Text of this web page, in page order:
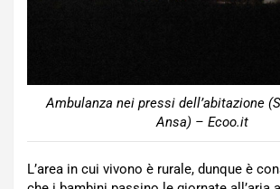
Ambulanza nei pressi dell’abitazione
Ansa) – Ecoo.it
L’area in cui vivono è rurale, dunque è